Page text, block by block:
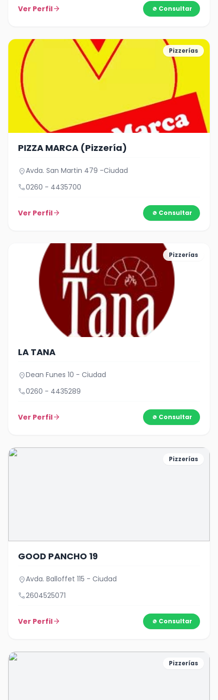
Ver Perfilarrow_forward Consultar
Pizzerías
PIZZA MARCA (Pizzería)
location_onAvda. San Martin 479 -Ciudad
call0260 - 4435700
Ver Perfilarrow_forward Consultar
Pizzerías
LA TANA
location_onDean Funes 10 - Ciudad
call0260 - 4435289
Ver Perfilarrow_forward Consultar
Pizzerías
GOOD PANCHO 19
location_onAvda. Balloffet 115 - Ciudad
call2604525071
Ver Perfilarrow_forward Consultar
Pizzerías